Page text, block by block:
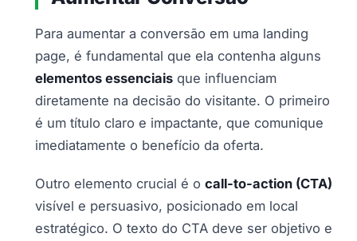
Para aumentar a conversão em uma landing
page, é fundamental que ela contenha alguns
elementos essenciais que influenciam
diretamente na decisão do visitante. O primeiro
é um título claro e impactante, que comunique
imediatamente o benefício da oferta.
Outro elemento crucial é o call-to-action (CTA)
visível e persuasivo, posicionado em local
estratégico. O texto do CTA deve ser objetivo e